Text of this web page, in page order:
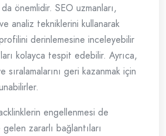
önemlidir. SEO uzmanları,
analiz tekniklerini kullanarak
derinlemesine inceleyebilir
kolayca tespit edebilir. Ayrıca,
sıralamalarını geri kazanmak için
engellenmesi de
zararlı bağlantıları